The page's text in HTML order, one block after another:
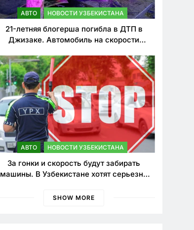
АВТО НОВОСТИ УЗБЕКИСТАНА
21-летняя блогерша погибла в ДТП в
Джизаке. Автомобиль на скорости
АВТО НОВОСТИ УЗБЕКИСТАНА
За гонки и скорость будут забирать
машины. В Узбекистане хотят серьезно
SHOW MORE